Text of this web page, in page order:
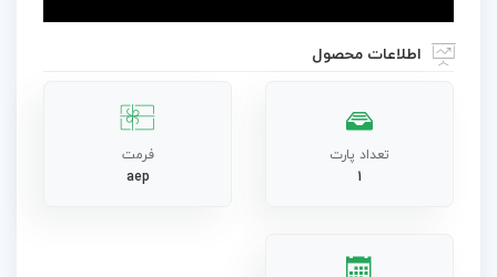
اطلاعات محصول
تعداد پارت
1
فرمت
aep